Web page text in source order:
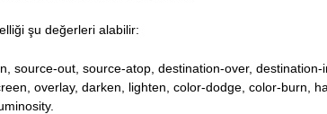
şu değerleri alabilir:
source-out, source-atop, destination-over,
overlay, darken, lighten, color-dodge, color-burn,